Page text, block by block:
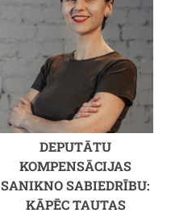
DEPUTĀTU
KOMPENSĀCIJAS
SANIKNO SABIEDRĪBU:
KĀPĒC TAUTAS